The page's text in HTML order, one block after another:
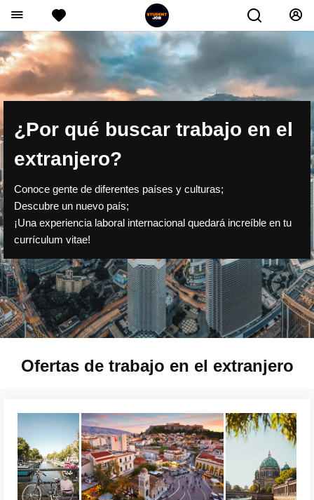
¿Por qué buscar trabajo en el
extranjero?
Conoce gente de diferentes países y culturas;
Descubre un nuevo país;
¡Una experiencia laboral internacional quedará increíble en tu
currículum vitae!
Ofertas de trabajo en el extranjero